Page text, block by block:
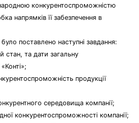
конкурентоспроможністю
напрямків її забезпечення в
поставлено наступні завдання:
стан, та дати загальну
продукції
середовища компанії;
конкурентоспроможності компанії;